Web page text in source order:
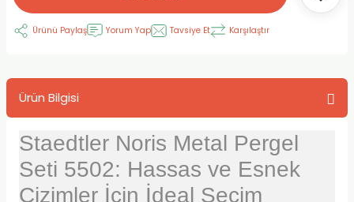
(PRİMERS)
SEHPALARI
FIRÇALAR
UÇLAR (MİN)
KALEMLERİ
Ürünü Paylaş Yorum Yap Tavsiye Et Karşılaştır
Ürün Bilgisi
Staedtler Noris Metal Pergel
Seti 5502: Hassas ve Esnek
Çizimler İçin İdeal Seçim